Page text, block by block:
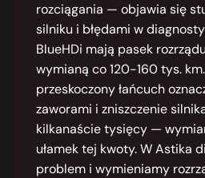
rozciągania — objawia się
silniku i błędami w
BlueHDi mają pasek
wymianą co 120-160 tys.
przeskoczony łańcuch
zaworami i zniszczenie
kilkanaście tysięcy —
ułamek tej kwoty. W Astika
problem i wymieniamy